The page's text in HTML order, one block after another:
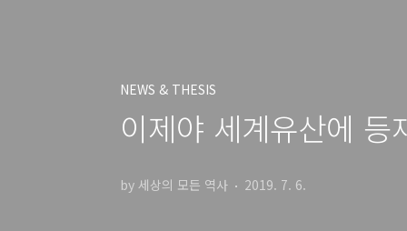
NEWS & THESIS
이제야 세계유산에 등
by 세상의 모든 역사 2019. 7. 6.